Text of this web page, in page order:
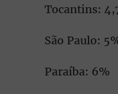
Tocantins:
São Paulo:
Paraíba: 6%